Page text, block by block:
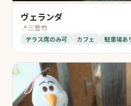
ヴェランダ
📍三豊市
テラス席のみ可 カフェ 駐車場あ